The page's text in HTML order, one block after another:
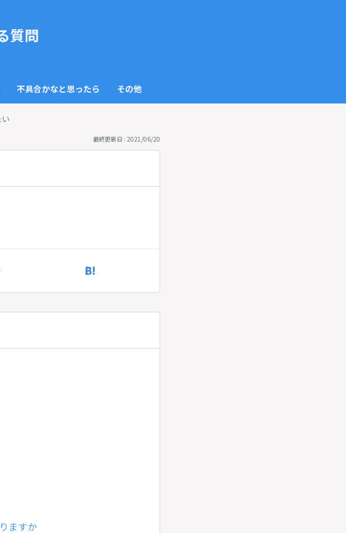
質問
不具合かなと思ったら その他
る
最終更新日 : 2021/06/20
ますか